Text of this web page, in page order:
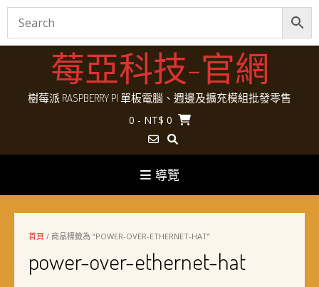
Skip
莓亞科技-官網
樹莓派 RASPBERRY PI 單板電腦、週邊及擴充模組批發零售
0 - NT$ 0
導覽
首頁 / 商品標籤為 “POWER-OVER-ETHERNET-HAT”
power-over-ethernet-hat